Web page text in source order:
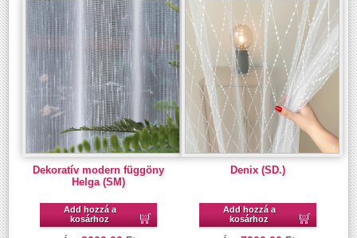
Dekoratív modern függöny
Helga (SM)
Add hozzá a
kosárhoz
Denix (SD.)
Add hozzá a
kosárhoz